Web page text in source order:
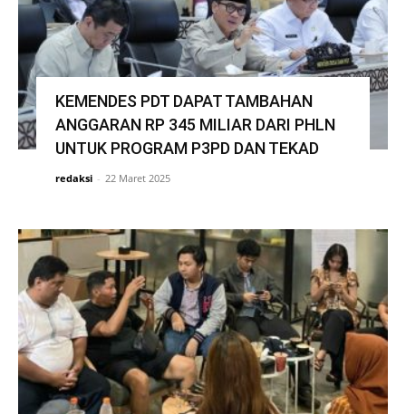
KEMENDES PDT DAPAT TAMBAHAN
ANGGARAN RP 345 MILIAR DARI PHLN
UNTUK PROGRAM P3PD DAN TEKAD
redaksi - 22 Maret 2025